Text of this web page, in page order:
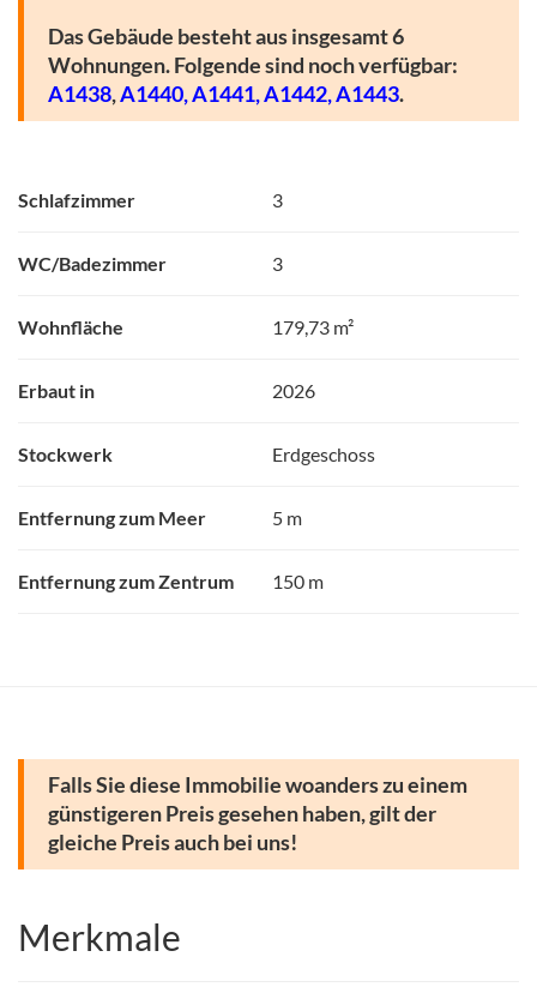
Das Gebäude besteht aus insgesamt 6
Wohnungen. Folgende sind noch verfügbar:
A1438,A1440,A1441,A1442,A1443.
Schlafzimmer 3
WC/Badezimmer 3
Wohnfläche 179,73 m²
Erbaut in 2026
Stockwerk Erdgeschoss
Entfernung zum Meer 5 m
Entfernung zum Zentrum 150 m
Falls Sie diese Immobilie woanders zu einem
günstigeren Preis gesehen haben, gilt der
gleiche Preis auch bei uns!
Merkmale